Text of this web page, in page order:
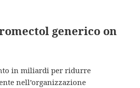
generico on
in miliardi per ridurre
nell’organizzazione